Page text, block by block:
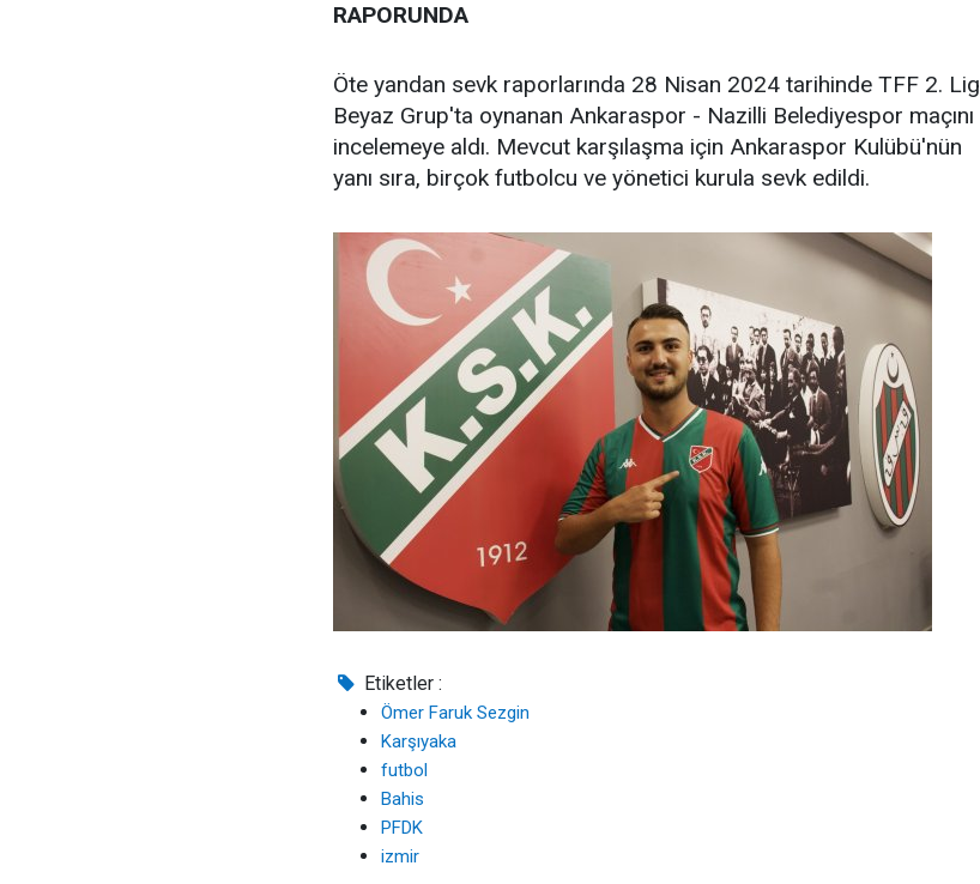
RAPORUNDA
Öte yandan sevk raporlarında 28 Nisan 2024 tarihinde TFF 2. Lig
Beyaz Grup'ta oynanan Ankaraspor - Nazilli Belediyespor maçını
incelemeye aldı. Mevcut karşılaşma için Ankaraspor Kulübü'nün
yanı sıra, birçok futbolcu ve yönetici kurula sevk edildi.
Etiketler :
Ömer Faruk Sezgin
Karşıyaka
futbol
Bahis
PFDK
izmir